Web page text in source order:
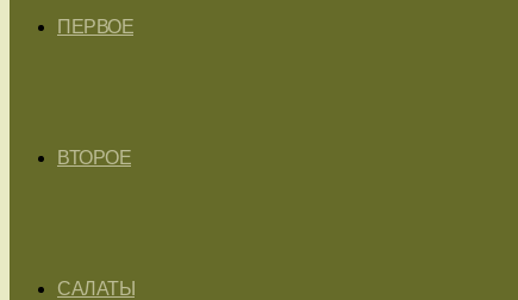
ПЕРВОЕ
ВТОРОЕ
САЛАТЫ